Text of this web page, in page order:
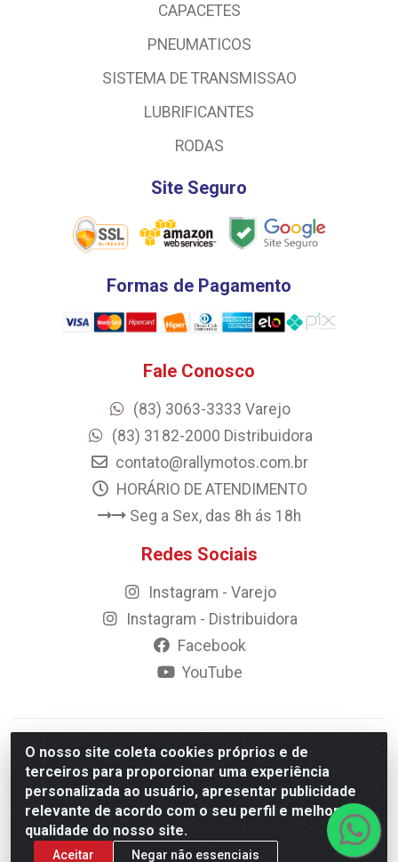
O nosso site coleta cookies próprios e de
terceiros para proporcionar uma experiência
personalizada ao usuário, apresentar publicidade
relevante de acordo com o seu perfil e melhorar a
qualidade do nosso site.
Aceitar Negar não essenciais
CAPACETES
PNEUMATICOS
SISTEMA DE TRANSMISSAO
LUBRIFICANTES
RODAS
Site Seguro
Formas de Pagamento
Fale Conosco
(83) 3063-3333 Varejo
(83) 3182-2000 Distribuidora
contato@rallymotos.com.br
HORÁRIO DE ATENDIMENTO
Seg a Sex, das 8h ás 18h
Redes Sociais
Instagram - Varejo
Instagram - Distribuidora
Facebook
YouTube
© 2023 Rally Motos - todos os direitos reservados.
Razão Social: Rally motos distribuidora, importadora e
transportadora de peças LTDA - CNPJ 09.262.859/0001-43 -
Rua Vigário Calixto 2900 - Catolé, Campina Grande/PB